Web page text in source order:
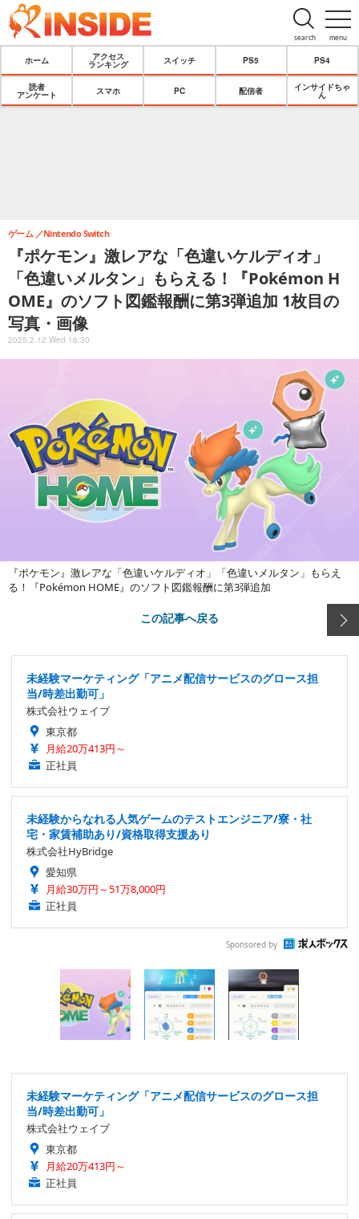
menu
search
ホーム
アクセス
ランキング
スイッチ PS5 PS4
読者
アンケート
スマホ PC 配信者
インサイドちゃ
ん
『ポケモン』激レアな「色違いケルディオ」
「色違いメルタン」もらえる！『Pokémon H
OME』のソフト図鑑報酬に第3弾追加 1枚目の
写真・画像
ゲーム Nintendo Switch
2025.2.12 Wed 16:30
『ポケモン』激レアな「色違いケルディオ」「色違いメルタン」もらえ
る！『Pokémon HOME』のソフト図鑑報酬に第3弾追加
この記事へ戻る
未経験マーケティング「アニメ配信サービスのグロース担
当/時差出勤可」
株式会社ウェイブ
東京都
月給20万413円～
正社員
未経験からなれる人気ゲームのテストエンジニア/寮・社
宅・家賃補助あり/資格取得支援あり
株式会社HyBridge
愛知県
月給30万円～51万8,000円
正社員
Sponsored by
未経験マーケティング「アニメ配信サービスのグロース担
当/時差出勤可」
株式会社ウェイブ
東京都
月給20万413円～
正社員